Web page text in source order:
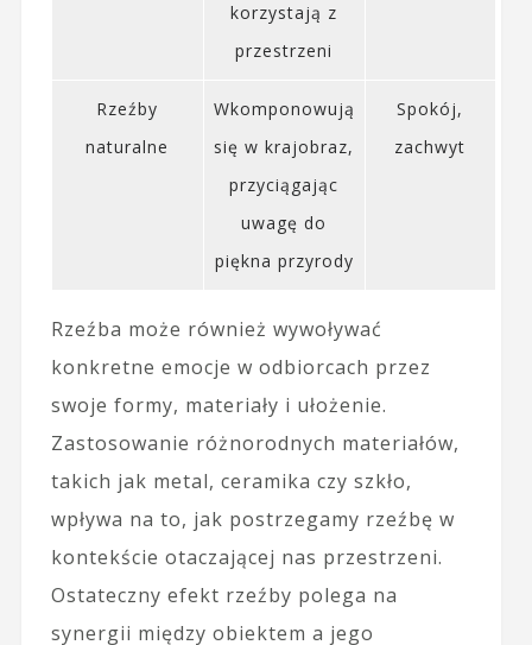
korzystają z
przestrzeni
Rzeźby
naturalne
Wkomponowują
się w krajobraz,
przyciągając
uwagę do
piękna przyrody
Spokój,
zachwyt
Rzeźba może również wywoływać
konkretne emocje w odbiorcach przez
swoje formy, materiały i ułożenie.
Zastosowanie różnorodnych materiałów,
takich jak metal, ceramika czy szkło,
wpływa na to, jak postrzegamy rzeźbę w
kontekście otaczającej nas przestrzeni.
Ostateczny efekt rzeźby polega na
synergii między obiektem a jego